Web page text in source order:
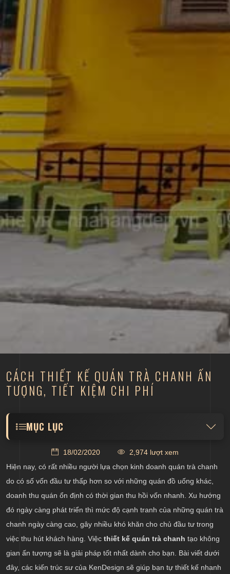
CÁCH THIẾT KẾ QUÁN TRÀ CHANH ẤN
TƯỢNG, TIẾT KIỆM CHI PHÍ
MỤC LỤC
hàng tiềm năng
Thiết kế nội thất quán trà chanh đơn giản, hướng
đến không gian mở
Trang trí quán trà chanh ấn tượng phù hợp với giới
trẻ
Sử dụng chất liệu thích hợp với mức đầu tư mong
muốn
18/02/2020
2,974 lượt xem
Hiện nay, có rất nhiều người lựa chọn kinh doanh quán trà chanh
do có số vốn đầu tư thấp hơn so với những quán đồ uống khác,
doanh thu quán ổn định có thời gian thu hồi vốn nhanh. Xu hướng
đó ngày càng phát triển thì mức độ cạnh tranh của những quán trà
chanh ngày càng cao, gây nhiều khó khăn cho chủ đầu tư trong
việc thu hút khách hàng. Việc thiết kế quán trà chanh tạo không
gian ấn tượng sẽ là giải pháp tốt nhất dành cho bạn. Bài viết dưới
đây, các kiến trúc sư của KenDesign sẽ giúp bạn tự thiết kế nhanh